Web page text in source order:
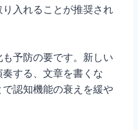
入れることが推奨され
予防の要です。新しい
する、文章を書くな
認知機能の衰えを緩や